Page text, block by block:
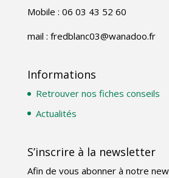
Mobile : 06 03 43 52 60
mail : fredblanc03@wanadoo.fr
Informations
Retrouver nos fiches conseils
Actualités
S’inscrire à la newsletter
Afin de vous abonner à notre